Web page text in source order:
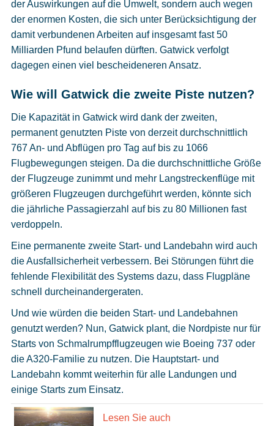
der Auswirkungen auf die Umwelt, sondern auch wegen
der enormen Kosten, die sich unter Berücksichtigung der
damit verbundenen Arbeiten auf insgesamt fast 50
Milliarden Pfund belaufen dürften. Gatwick verfolgt
dagegen einen viel bescheideneren Ansatz.
Wie will Gatwick die zweite Piste nutzen?
Die Kapazität in Gatwick wird dank der zweiten,
permanent genutzten Piste von derzeit durchschnittlich
767 An- und Abflügen pro Tag auf bis zu 1066
Flugbewegungen steigen. Da die durchschnittliche Größe
der Flugzeuge zunimmt und mehr Langstreckenflüge mit
größeren Flugzeugen durchgeführt werden, könnte sich
die jährliche Passagierzahl auf bis zu 80 Millionen fast
verdoppeln.
Eine permanente zweite Start- und Landebahn wird auch
die Ausfallsicherheit verbessern. Bei Störungen führt die
fehlende Flexibilität des Systems dazu, dass Flugpläne
schnell durcheinandergeraten.
Und wie würden die beiden Start- und Landebahnen
genutzt werden? Nun, Gatwick plant, die Nordpiste nur für
Starts von Schmalrumpfflugzeugen wie Boeing 737 oder
die A320-Familie zu nutzen. Die Hauptstart- und
Landebahn kommt weiterhin für alle Landungen und
einige Starts zum Einsatz.
Lesen Sie auch